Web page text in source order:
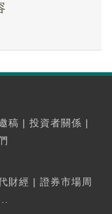
稿 | 投資者關係 |
財經 | 證券市場周